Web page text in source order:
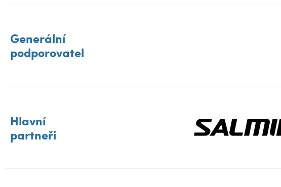
Generální
podporovatel
Hlavní
partneři